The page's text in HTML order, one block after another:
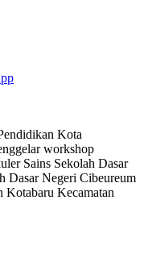
Kota
workshop
Sains Sekolah Dasar
Dasar Negeri Cibeureum
Kecamatan